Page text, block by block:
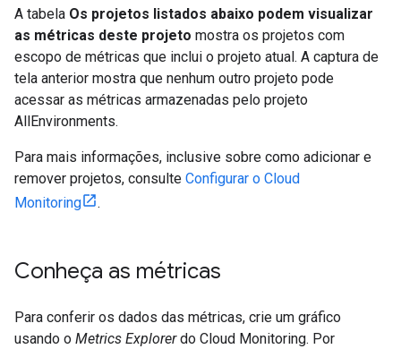
A tabela Os projetos listados abaixo podem visualizar
as métricas deste projeto mostra os projetos com
escopo de métricas que inclui o projeto atual. A captura de
tela anterior mostra que nenhum outro projeto pode
acessar as métricas armazenadas pelo projeto
AllEnvironments.
Para mais informações, inclusive sobre como adicionar e
remover projetos, consulte Configurar o Cloud
Monitoring
.
Conheça as métricas
Para conferir os dados das métricas, crie um gráfico
usando o Metrics Explorerdo Cloud Monitoring. Por